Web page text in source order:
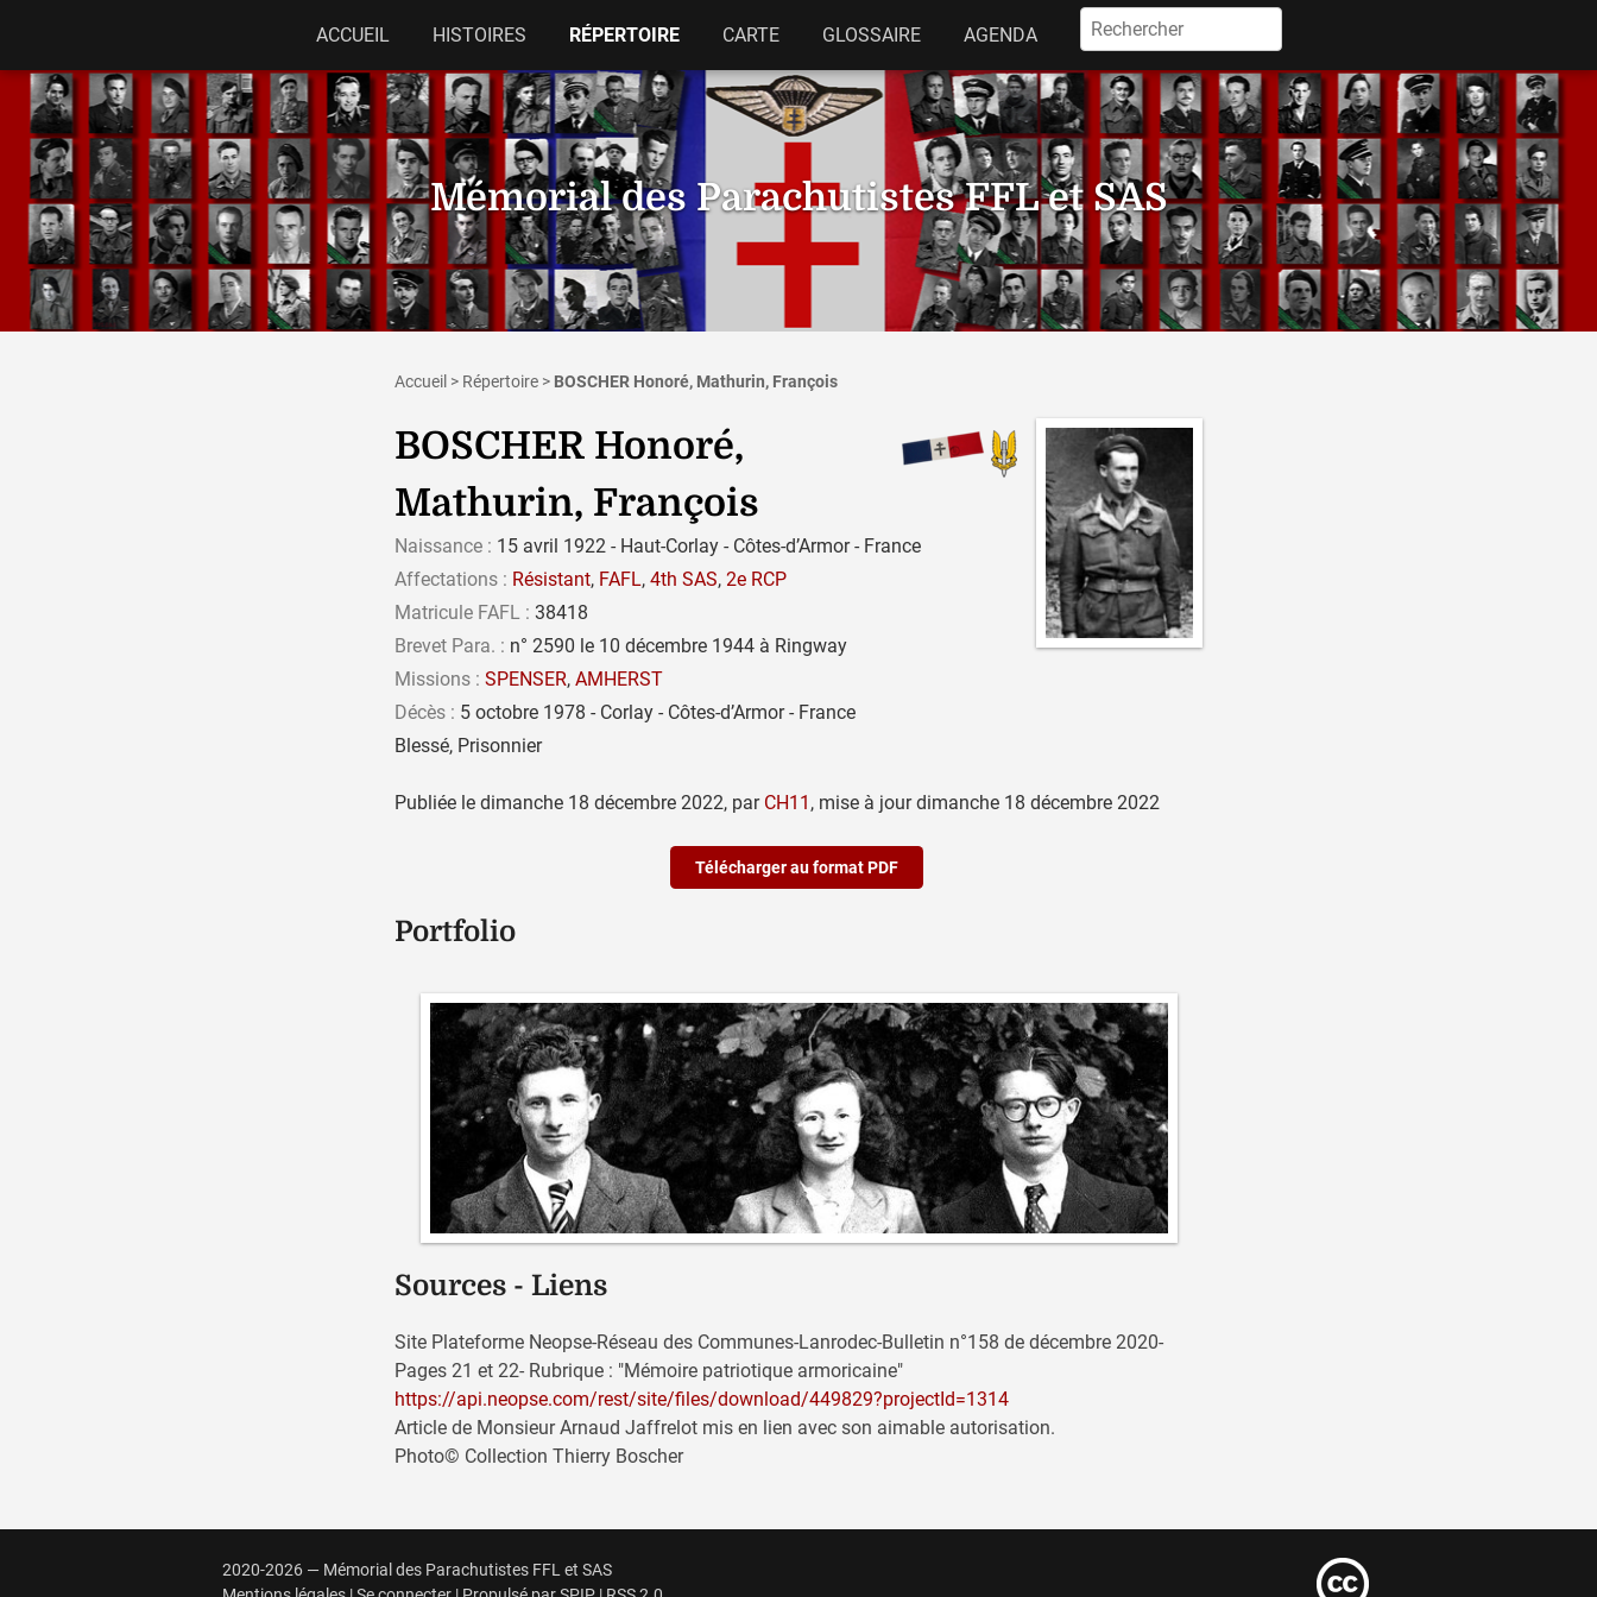
Mémorial des Parachutistes FFL et SAS
ACCUEIL HISTOIRES RÉPERTOIRE CARTE GLOSSAIRE AGENDA
Rechercher :
Accueil > Répertoire > BOSCHER Honoré, Mathurin, François
BOSCHER Honoré,
Mathurin, François
Naissance : 15 avril 1922 - Haut-Corlay - Côtes-d’Armor - France
Affectations : Résistant, FAFL, 4th SAS, 2e RCP
Matricule FAFL : 38418
Brevet Para. : n° 2590 le 10 décembre 1944 à Ringway
Missions : SPENSER, AMHERST
Décès : 5 octobre 1978 - Corlay - Côtes-d’Armor - France
Blessé, Prisonnier
Publiée le dimanche 18 décembre 2022, par CH11 , mise à jourdimanche 18 décembre 2022
Télécharger au format PDF
Portfolio
Sources - Liens
Site Plateforme Neopse-Réseau des Communes-Lanrodec-Bulletin n°158 de décembre 2020-
Pages 21 et 22- Rubrique : "Mémoire patriotique armoricaine"
https://api.neopse.com/rest/site/files/download/449829?projectId=1314
Article de Monsieur Arnaud Jaffrelot mis en lien avec son aimable autorisation.
Photo© Collection Thierry Boscher
2020-2026 — Mémorial des Parachutistes FFL et SAS